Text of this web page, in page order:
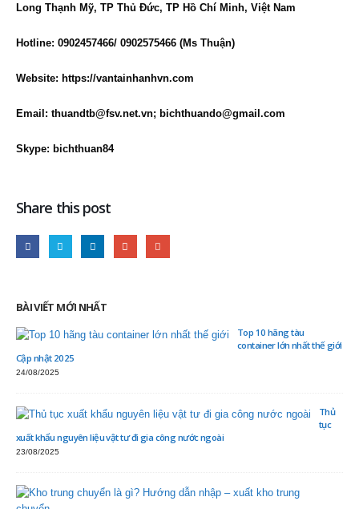
Long Thạnh Mỹ, TP Thủ Đức, TP Hồ Chí Minh, Việt Nam
Hotline: 0902457466/ 0902575466 (Ms Thuận)
Website: https://vantainhanhvn.com
Email: thuandtb@fsv.net.vn; bichthuando@gmail.com
Skype: bichthuan84
Share this post
BÀI VIẾT MỚI NHẤT
Top 10 hãng tàu
container lớn nhất thế giới
Cập nhật 2025
24/08/2025
Thủ
tục
xuất khẩu nguyên liệu vật tư đi gia công nước ngoài
23/08/2025